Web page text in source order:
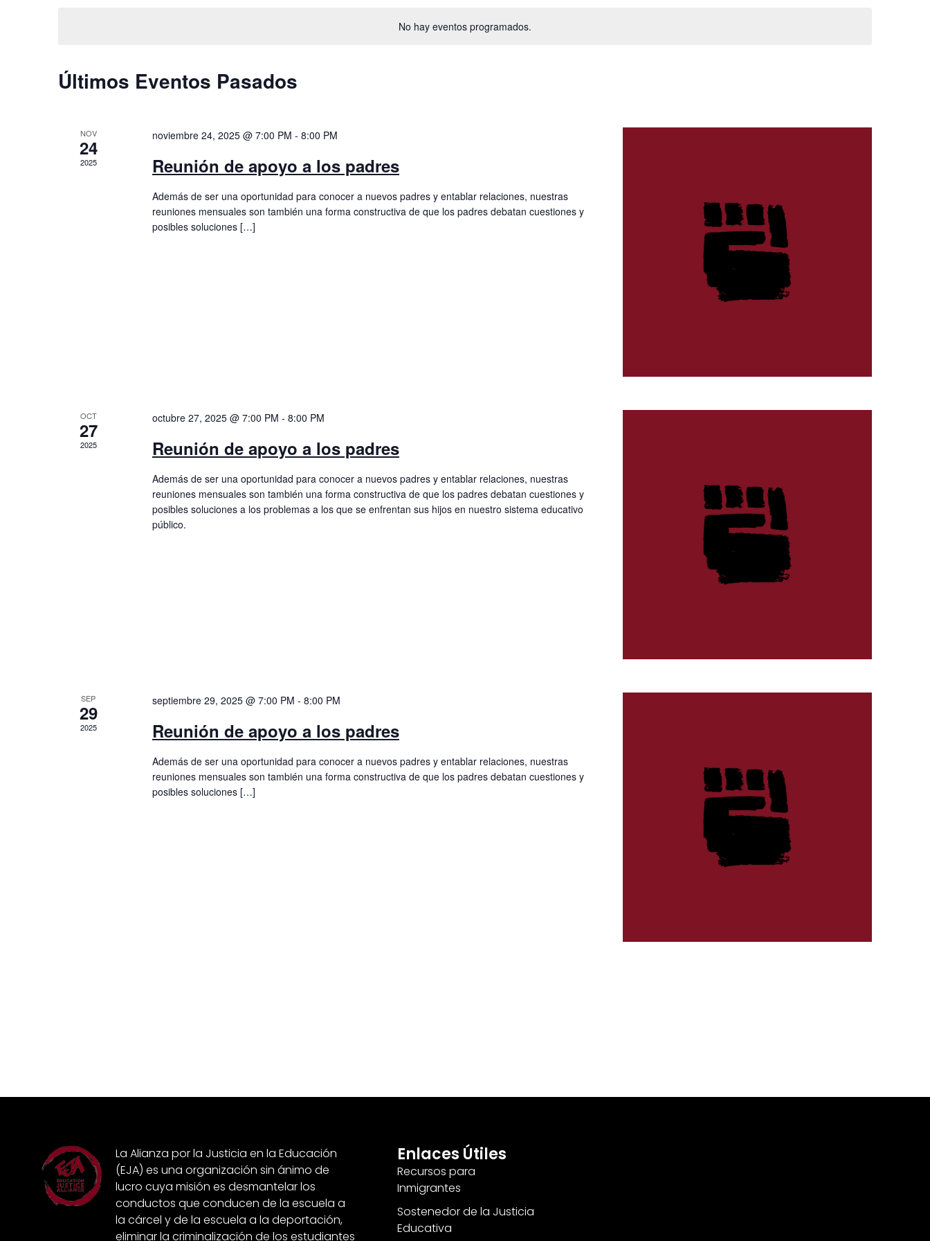
No hay eventos programados.
Calendario
Eventos
Últimos Eventos Pasados
NOV
24
2025
noviembre 24, 2025 @ 7:00 PM - 8:00 PM
Reunión de apoyo a los padres
Además de ser una oportunidad para conocer a nuevos padres y entablar relaciones, nuestras
reuniones mensuales son también una forma constructiva de que los padres debatan cuestiones y
posibles soluciones […]
OCT
27
2025
octubre 27, 2025 @ 7:00 PM - 8:00 PM
Reunión de apoyo a los padres
Además de ser una oportunidad para conocer a nuevos padres y entablar relaciones, nuestras
reuniones mensuales son también una forma constructiva de que los padres debatan cuestiones y
posibles soluciones a los problemas a los que se enfrentan sus hijos en nuestro sistema educativo
público.
SEP
29
2025
septiembre 29, 2025 @ 7:00 PM - 8:00 PM
Reunión de apoyo a los padres
Además de ser una oportunidad para conocer a nuevos padres y entablar relaciones, nuestras
reuniones mensuales son también una forma constructiva de que los padres debatan cuestiones y
posibles soluciones […]
La Alianza por la Justicia en la Educación
(EJA) es una organización sin ánimo de
lucro cuya misión es desmantelar los
conductos que conducen de la escuela a
la cárcel y de la escuela a la deportación,
eliminar la criminalización de los estudiantes
Enlaces Útiles
Recursos para
Inmigrantes
Sostenedor de la Justicia
Educativa